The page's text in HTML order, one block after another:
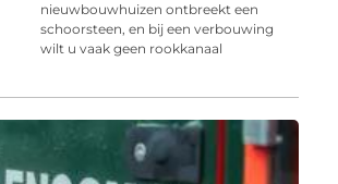
nieuwbouwhuizen ontbreekt een
schoorsteen, en bij een verbouwing
wilt u vaak geen rookkanaal